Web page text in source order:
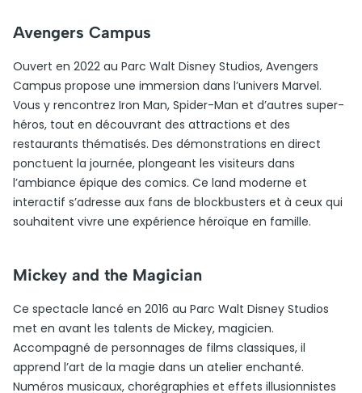
Avengers Campus
Ouvert en 2022 au Parc Walt Disney Studios, Avengers
Campus propose une immersion dans l’univers Marvel.
Vous y rencontrez Iron Man, Spider-Man et d’autres super-
héros, tout en découvrant des attractions et des
restaurants thématisés. Des démonstrations en direct
ponctuent la journée, plongeant les visiteurs dans
l’ambiance épique des comics. Ce land moderne et
interactif s’adresse aux fans de blockbusters et à ceux qui
souhaitent vivre une expérience héroïque en famille.
Mickey and the Magician
Ce spectacle lancé en 2016 au Parc Walt Disney Studios
met en avant les talents de Mickey, magicien.
Accompagné de personnages de films classiques, il
apprend l’art de la magie dans un atelier enchanté.
Numéros musicaux, chorégraphies et effets illusionnistes